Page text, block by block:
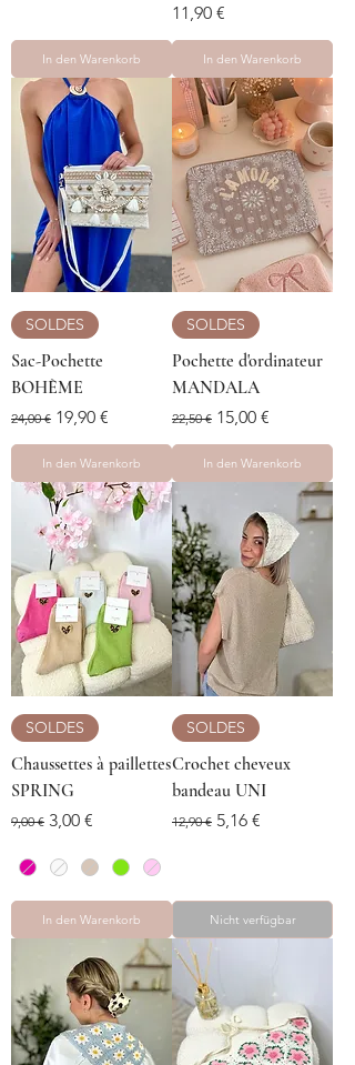
In den Warenkorb
Preis
11,90 €
In den Warenkorb
SOLDES
Sac-Pochette
BOHÈME
Standardpreis
24,00 € Sale-Preis
19,90 €
In den Warenkorb
SOLDES
Pochette d'ordinateur
MANDALA
Standardpreis
22,50 € Sale-Preis
15,00 €
In den Warenkorb
SOLDES
Chaussettes à paillettes
SPRING
Standardpreis
9,00 € Sale-Preis
3,00 €
In den Warenkorb
SOLDES
Crochet cheveux
bandeau UNI
Standardpreis
12,90 € Sale-Preis
5,16 €
Nicht verfügbar